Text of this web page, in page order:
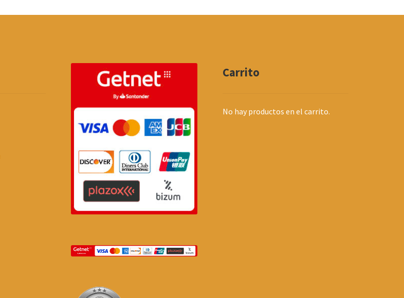
Carrito
No hay productos en el carrito.